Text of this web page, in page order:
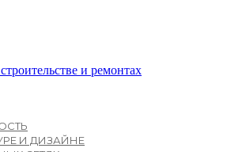
и ремонтах
И ДИЗАЙНЕ